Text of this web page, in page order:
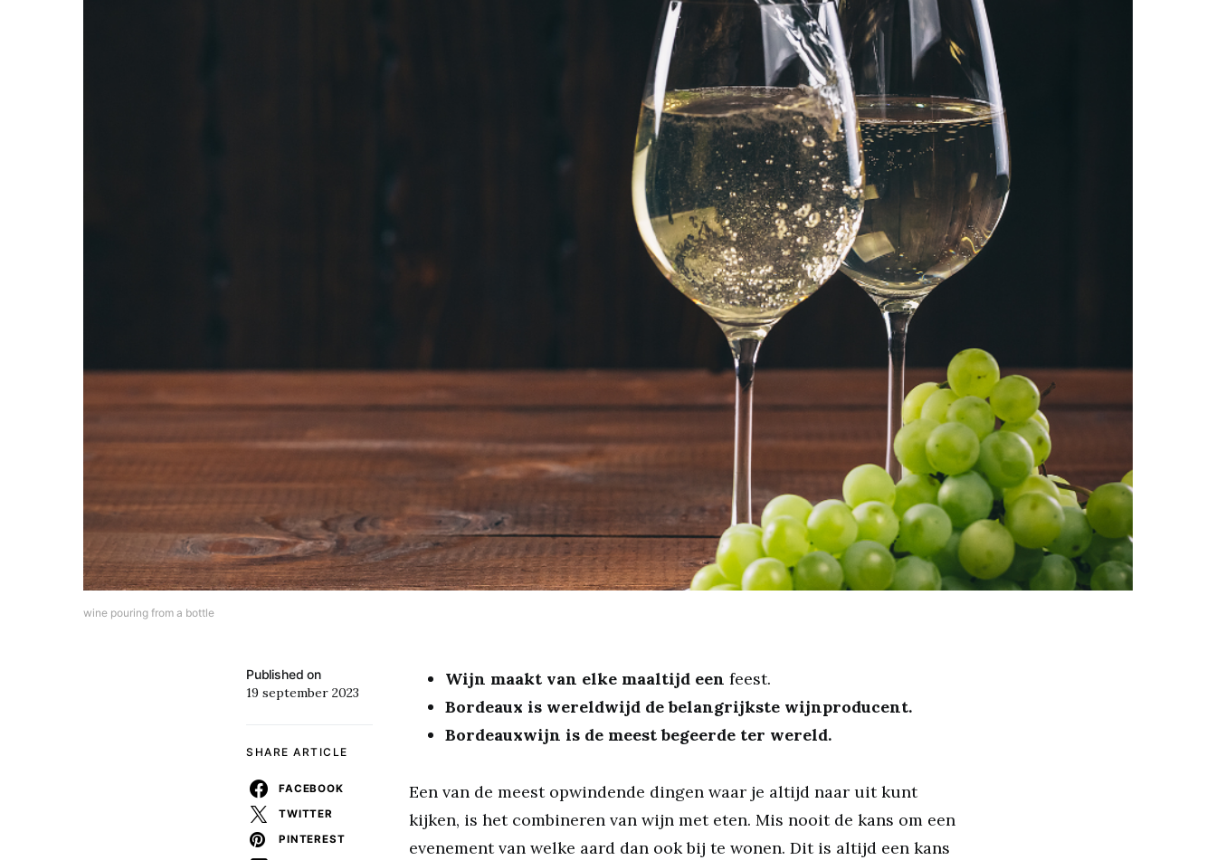
wine pouring from a bottle
Published on
19 september 2023
SHARE ARTICLE
FACEBOOK
TWITTER
PINTEREST
Wijn maakt van elke maaltijd een feest.
Bordeaux is wereldwijd de belangrijkste wijnproducent.
Bordeauxwijn is de meest begeerde ter wereld.
Een van de meest opwindende dingen waar je altijd naar uit kunt
kijken, is het combineren van wijn met eten. Mis nooit de kans om een
evenement van welke aard dan ook bij te wonen. Dit is altijd een kans